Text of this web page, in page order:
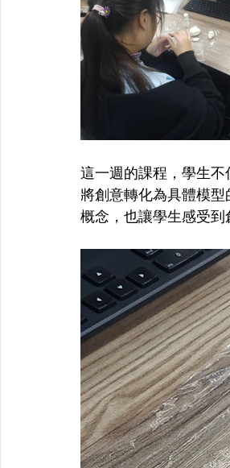
這一週的課程，學生
將創意轉化為具體模
概念，也讓學生感受到